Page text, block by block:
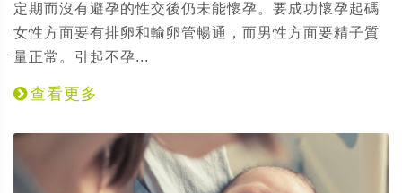
定期而沒有避孕的性交後仍未能懷孕。要成功懷孕起碼
女性方面要有排卵和輸卵管暢通，而男性方面要精子質
量正常。引起不孕...
查看更多